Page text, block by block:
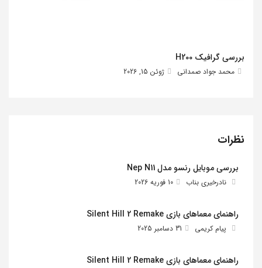
بررسی گرافیک H200
محمد جواد صمدانی ژوئن 15, 2026
نظرات
بررسی موبایل رنسو مدل Nep N11
نادرخیری بناب 10 فوریه 2026
راهنمای معماهای بازی Silent Hill 2 Remake
پیام کریمی 31 دسامبر 2025
راهنمای معماهای بازی Silent Hill 2 Remake